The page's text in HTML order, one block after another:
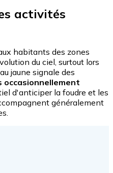
activités
habitants des zones
du ciel, surtout lors
jaune signale des
occasionnellement
d'anticiper la foudre et les
généralement